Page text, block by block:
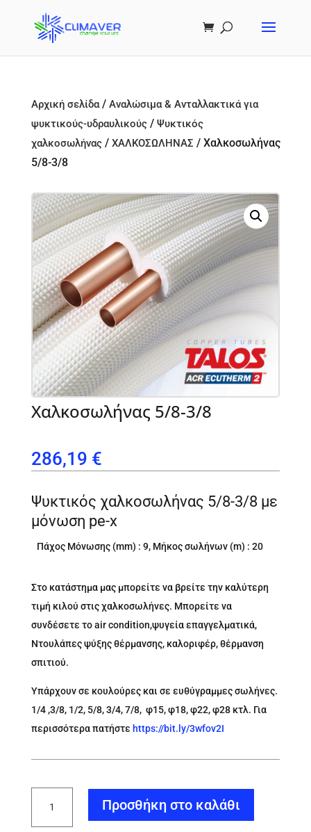
Αρχική σελίδα/ Αναλώσιμα & Ανταλλακτικά για
ψυκτικούς-υδραυλικούς/ Ψυκτικός
χαλκοσωλήνας/ ΧΑΛΚΟΣΩΛΗΝΑΣ / Xαλκοσωλήνας
5/8-3/8
Xαλκοσωλήνας 5/8-3/8
286,19 €
Ψυκτικός χαλκοσωλήνας 5/8-3/8 με
μόνωση pe-x
Πάχος Μόνωσης (mm) : 9, Μήκος σωλήνων (m) : 20
Στο κατάστημα μας μπορείτε να βρείτε την καλύτερη
τιμή κιλού στις χαλκοσωλήνες. Μπορείτε να
συνδέσετε το air condition,ψυγεία επαγγελματικά,
Ντουλάπες ψύξης θέρμανσης, καλοριφέρ, θέρμανση
σπιτιού.
Υπάρχουν σε κουλούρες και σε ευθύγραμμες σωλήνες.
1/4 ,3/8, 1/2, 5/8, 3/4, 7/8, φ15, φ18, φ22, φ28 κτλ. Για
περισσότερα πατήστε https://bit.ly/3wfov2I
Προσθήκη στο καλάθι